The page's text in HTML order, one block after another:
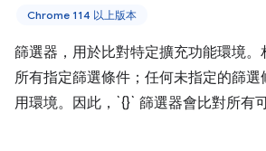
Chrome 114 以上版本
篩選器，用於比對特定擴充功能環境。
所有指定篩選條件；任何未指定的篩
用環境。因此，`{}` 篩選器會比對所有